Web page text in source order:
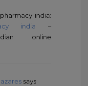
india:
india –
online
says